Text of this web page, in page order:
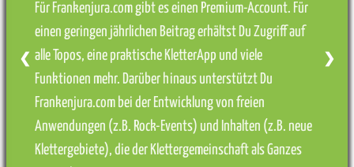
Für Frankenjura.com gibt es einen Premium-Account. Für
einen geringen jährlichen Beitrag erhältst Du Zugriff auf
alle Topos, eine praktische KletterApp und viele
Funktionen mehr. Darüber hinaus unterstützt Du
Frankenjura.com bei der Entwicklung von freien
Anwendungen (z.B. Rock-Events) und Inhalten (z.B. neue
Klettergebiete), die der Klettergemeinschaft als Ganzes
❮ ❯